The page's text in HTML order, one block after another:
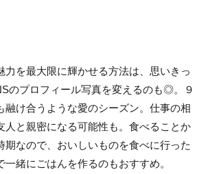
力を最大限に輝かせる方法は、思いきっ
のプロフィール写真を変えるのも◎。９
融け合うような愛のシーズン。仕事の相
人と親密になる可能性も。食べることか
期なので、おいしいものを食べに行った
一緒にごはんを作るのもおすすめ。